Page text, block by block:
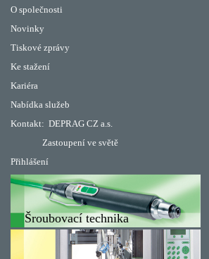
O společnosti
Novinky
Tiskové zprávy
Ke stažení
Kariéra
Nabídka služeb
Kontakt: DEPRAG CZ a.s.
Zastoupení ve světě
Přihlášení
Šroubovací technika